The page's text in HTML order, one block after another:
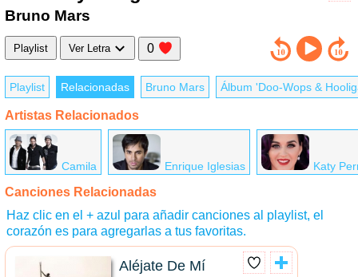
Bruno Mars
Playlist Ver Letra 0
Playlist Relacionadas Bruno Mars Álbum 'Doo-Wops &
Artistas Relacionados
Camila Enrique Iglesias Katy
Canciones Relacionadas
Haz clic en el + azul para añadir canciones al playlist, el
corazón es para agregarlas a tus favoritas.
Aléjate De Mí